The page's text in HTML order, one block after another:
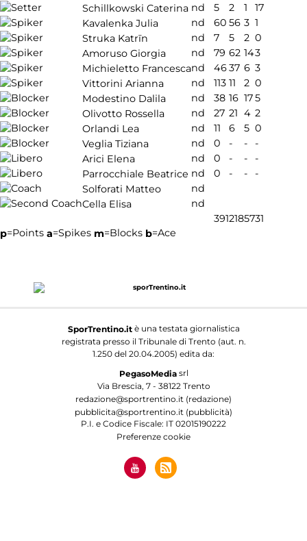
Schillkowski Caterina nd 5 2 1
17
Kavalenka Julia
nd 60 56 3 1
Struka Katrīn
nd 7 5 2 0
Amoruso Giorgia
nd 79 62 143
Michieletto Francescand 4637 6 3
Vittorini Arianna
nd 113 11 2 0
Modestino Dalila
nd 38 16 175
Olivotto Rossella
nd 27 21 4 2
Orlandi Lea
nd 11 6 5 0
Veglia Tiziana
nd 0 - -
-
Arici Elena
nd 0 - -
-
Parrocchiale Beatrice nd 0 - -
-
Solforati Matteo
nd
Cella Elisa
nd
3912185731
p=Points a=Spikes m=Blocks b=Ace
SporTrentino.itè una testata giornalistica
registrata presso il Tribunale di Trento (aut. n.
1.250 del 20.04.2005) edita da:
PegasoMediasrl
Via Brescia, 7 - 38122 Trento
redazione@sportrentino.it (redazione)
pubblicita@sportrentino.it (pubblicità)
P.I. e Codice Fiscale: IT 02015190222
Preferenze cookie